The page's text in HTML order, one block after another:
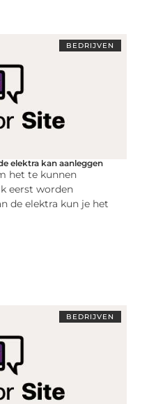
BEDRIJVEN
elektra kan aanleggen
het te kunnen
eerst worden
de elektra kun je het
BEDRIJVEN